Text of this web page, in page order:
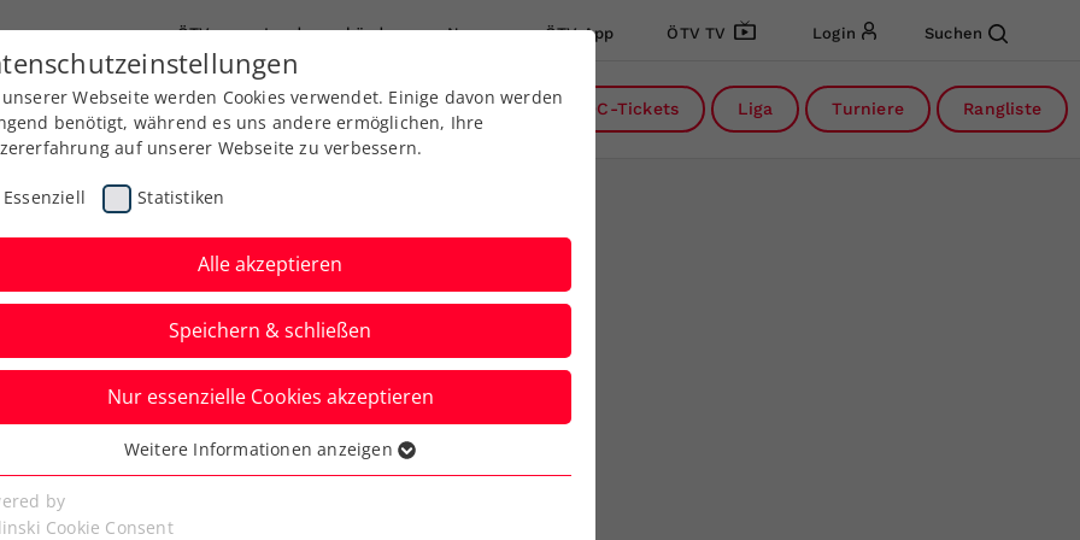
ÖTV Landesverbände News ÖTV App ÖTV TV Login Suchen
Ausbildung Services Über uns Kreise DC-Tickets Liga Turniere Rangliste
Linz: Potapova
Webseite werden Cookies verwendet. Einige davon werden
benötigt, während es uns andere ermöglichen, Ihre
auf unserer Webseite zu verbessern.
Essenziell Statistiken
Alle akzeptieren
Speichern & schließen
Nur essenzielle Cookies akzeptieren
Cookies werden für grundlegende Funktionen der
benötigt. Dadurch ist gewährleistet, dass die Webseite
Weitere Informationen anzeigen
by
Cookie Consent